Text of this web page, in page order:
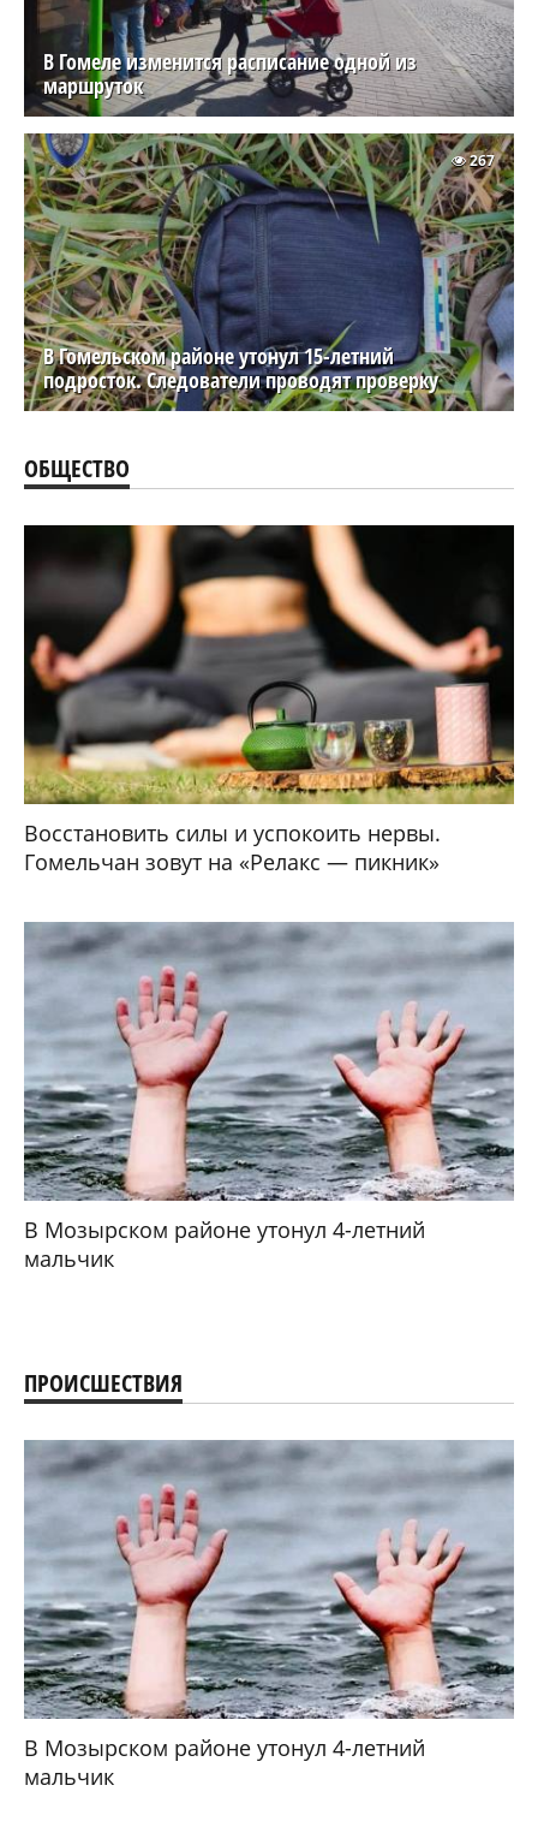
В Гомеле изменится расписание одной из
маршруток
В Гомельском районе утонул 15-летний
подросток. Следователи проводят проверку
267
ОБЩЕСТВО
Восстановить силы и успокоить нервы.
Гомельчан зовут на «Релакс — пикник»
В Мозырском районе утонул 4-летний
мальчик
ПРОИСШЕСТВИЯ
В Мозырском районе утонул 4-летний
мальчик